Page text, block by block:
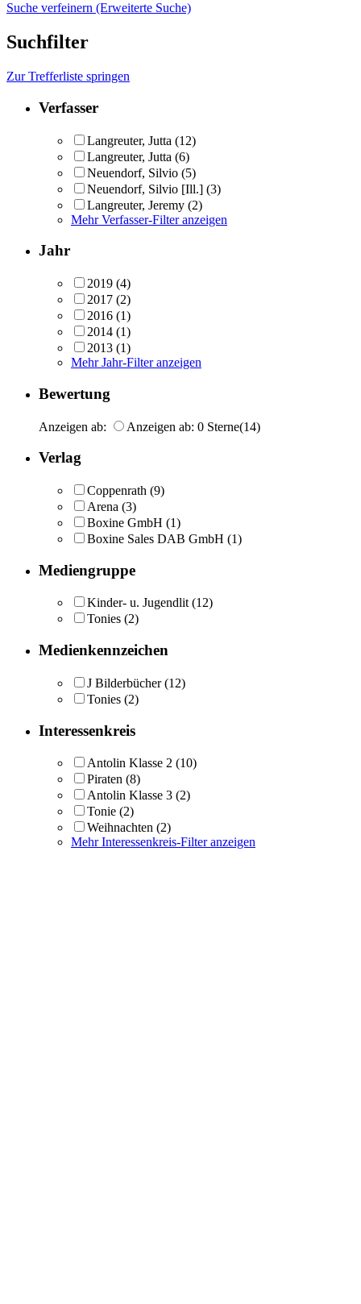
Suche verfeinern (Erweiterte Suche)
Suchfilter
Zur Trefferliste springen
Verfasser
Langreuter, Jutta (12)
Langreuter, Jutta (6)
Neuendorf, Silvio (5)
Neuendorf, Silvio [Ill.] (3)
Langreuter, Jeremy (2)
Mehr Verfasser-Filter anzeigen
Jahr
2019 (4)
2017 (2)
2016 (1)
2014 (1)
2013 (1)
Mehr Jahr-Filter anzeigen
Bewertung
Anzeigen ab: Anzeigen ab: 0 Sterne(14)
Verlag
Coppenrath (9)
Arena (3)
Boxine GmbH (1)
Boxine Sales DAB GmbH (1)
Mediengruppe
Kinder- u. Jugendlit (12)
Tonies (2)
Medienkennzeichen
J Bilderbücher (12)
Tonies (2)
Interessenkreis
Antolin Klasse 2 (10)
Piraten (8)
Antolin Klasse 3 (2)
Tonie (2)
Weihnachten (2)
Mehr Interessenkreis-Filter anzeigen